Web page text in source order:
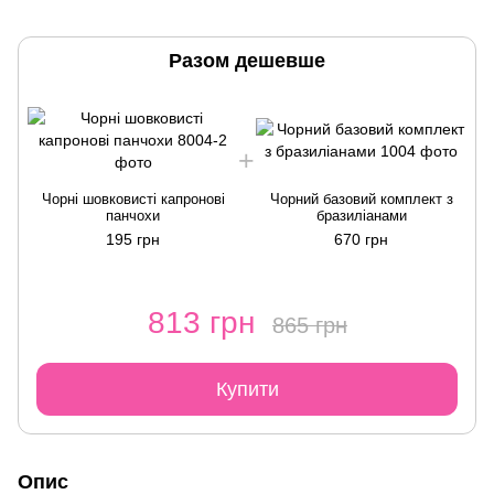
Разом дешевше
Чорні шовковисті капронові
панчохи
195 грн
Чорний базовий комплект з
бразиліанами
670 грн
813 грн 865 грн
Купити
Опис